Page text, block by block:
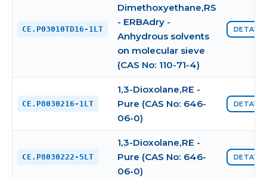
CE.P03010TD16-1LT
Dimethoxyethane,RS
- ERBAdry -
Anhydrous solvents
on molecular sieve
(CAS No: 110-71-4)
DETAYI
CE.P8030216-1LT
1,3-Dioxolane,RE -
Pure (CAS No: 646-
06-0)
DETAYI
CE.P8030222-5LT
1,3-Dioxolane,RE -
Pure (CAS No: 646-
06-0)
DETAYI